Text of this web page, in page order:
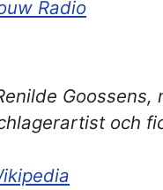
Radio
och